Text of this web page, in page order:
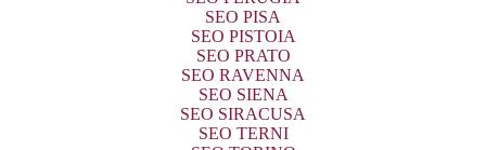
SEO PISA
SEO PISTOIA
SEO PRATO
SEO RAVENNA
SEO SIENA
SEO SIRACUSA
SEO TERNI